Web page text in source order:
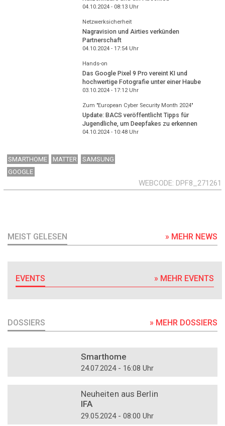
04.10.2024 - 08:13Uhr
Netzwerksicherheit
Nagravision und Airties verkünden
Partnerschaft
04.10.2024 - 17:54Uhr
Hands-on
Das Google Pixel 9 Pro vereint KI und
hochwertige Fotografie unter einer Haube
03.10.2024 - 17:12Uhr
Zum "European Cyber Security Month 2024"
Update: BACS veröffentlicht Tipps für
Jugendliche, um Deepfakes zu erkennen
04.10.2024 - 10:48Uhr
SMARTHOME MATTER
SAMSUNG
GOOGLE
WEBCODE DPF8_271261
MEIST GELESEN » MEHR NEWS
EVENTS » MEHR EVENTS
DOSSIERS » MEHR DOSSIERS
Smarthome
24.07.2024 - 16:08 Uhr
Neuheiten aus Berlin
IFA
29.05.2024 - 08:00 Uhr